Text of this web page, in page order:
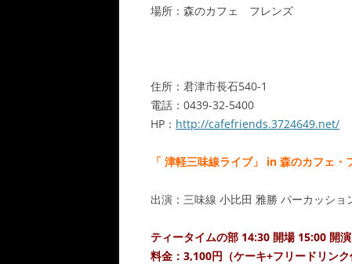
場所：森のカフェ フレンズ
住所：君津市長石540-1
電話：0439-32-5400
HP： http://cafefriends.3724649.net/
「 津軽三味線ライブ」 in 森のカフェ・
出演：三味線 小比田 雅勝 パーカッショ
ティータイムの部 14:30 開場 15:00 開演
料金：3,100円（ケーキ+フリードリンク